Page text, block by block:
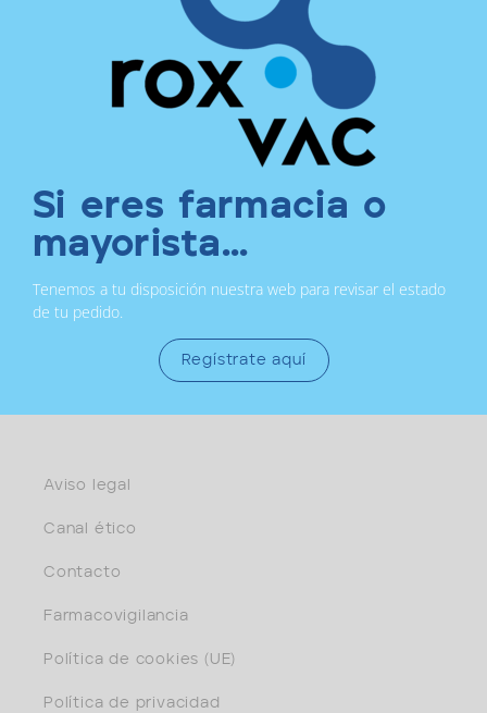
Si eres farmacia o
mayorista...
Tenemos a tu disposición nuestra web para revisar el estado
de tu pedido.
Regístrate aquí
Aviso legal
Canal ético
Contacto
Farmacovigilancia
Política de cookies (UE)
Política de privacidad